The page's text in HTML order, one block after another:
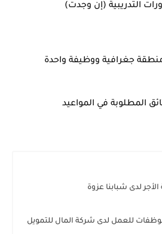
التدريبية (إن وجدت)
جغرافية ووظيفة واحدة
المطلوبة في المواعيد
لدى شبابنا عزوة
للعمل لدى شركة المال للتمويل